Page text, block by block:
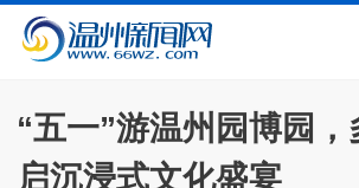
“五一”游温州园博园
启沉浸式文化盛宴